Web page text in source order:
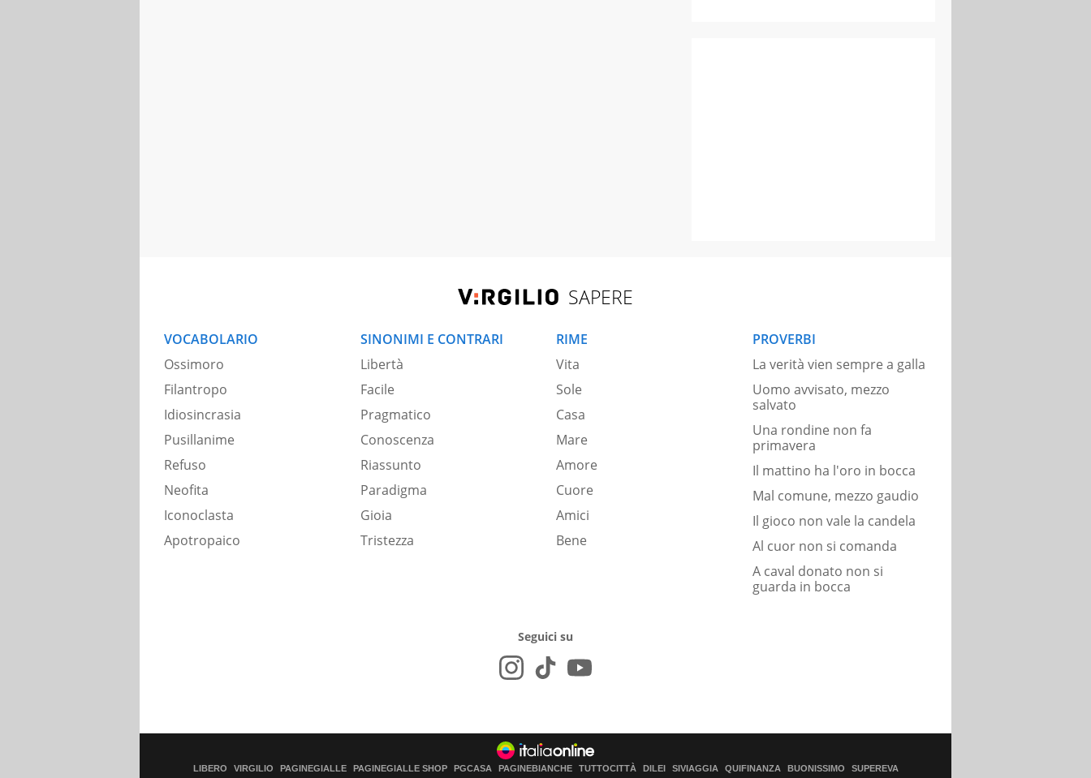
SAPERE
VOCABOLARIO
Ossimoro
Filantropo
Idiosincrasia
Pusillanime
Refuso
Neofita
Iconoclasta
Apotropaico
SINONIMI E CONTRARI
Libertà
Facile
Pragmatico
Conoscenza
Riassunto
Paradigma
Gioia
Tristezza
RIME
Vita
Sole
Casa
Mare
Amore
Cuore
Amici
Bene
PROVERBI
La verità vien sempre a galla
Uomo avvisato, mezzo
salvato
Una rondine non fa
primavera
Il mattino ha l'oro in bocca
Mal comune, mezzo gaudio
Il gioco non vale la candela
Al cuor non si comanda
A caval donato non si
guarda in bocca
Seguici su
LIBERO VIRGILIO PAGINEGIALLE PAGINEGIALLE SHOP PGCASA PAGINEBIANCHE TUTTOCITTÀ DILEI SIVIAGGIA QUIFINANZA BUONISSIMO SUPEREVA